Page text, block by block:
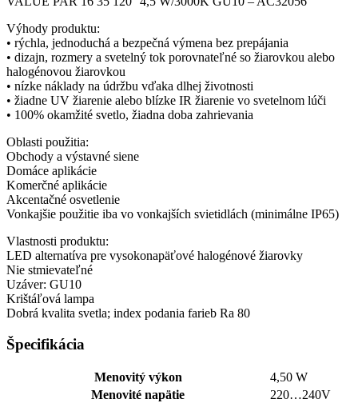
Výhody produktu:
• rýchla, jednoduchá a bezpečná výmena bez prepájania
• dizajn, rozmery a svetelný tok porovnateľné so žiarovkou alebo
halogénovou žiarovkou
• nízke náklady na údržbu vďaka dlhej životnosti
• žiadne UV žiarenie alebo blízke IR žiarenie vo svetelnom lúči
• 100% okamžité svetlo, žiadna doba zahrievania
Oblasti použitia:
Obchody a výstavné siene
Domáce aplikácie
Komerčné aplikácie
Akcentačné osvetlenie
Vonkajšie použitie iba vo vonkajších svietidlách (minimálne IP65)
Vlastnosti produktu:
LED alternatíva pre vysokonapäťové halogénové žiarovky
Nie stmievateľné
Uzáver: GU10
Krištáľová lampa
Dobrá kvalita svetla; index podania farieb Ra 80
Špecifikácia
Menovitý výkon
4,50 W
Menovité napätie
220…240V